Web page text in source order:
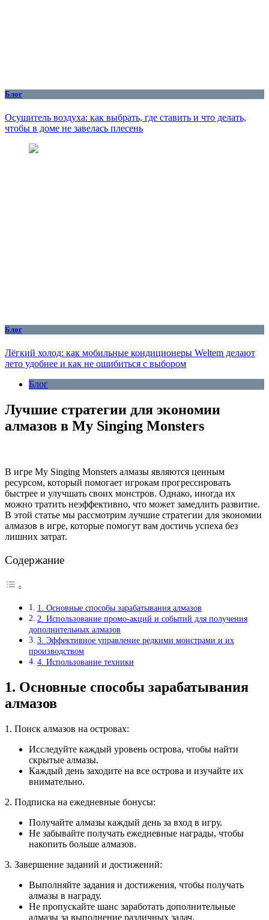
Блог
Осушитель воздуха: как выбрать, где ставить и что делать,
чтобы в доме не завелась плесень
Блог
Лёгкий холод: как мобильные кондиционеры Weltem делают
лето удобнее и как не ошибиться с выбором
Блог
Лучшие стратегии для экономии
алмазов в My Singing Monsters
В игре My Singing Monsters алмазы являются ценным
ресурсом, который помогает игрокам прогрессировать
быстрее и улучшать своих монстров. Однако, иногда их
можно тратить неэффективно, что может замедлить развитие.
В этой статье мы рассмотрим лучшие стратегии для экономии
алмазов в игре, которые помогут вам достичь успеха без
лишних затрат.
Содержание
1. Основные способы зарабатывания алмазов
2. Использование промо-акций и событий для получения
дополнительных алмазов
3. Эффективное управление редкими монстрами и их
производством
4. Использование техники
1. Основные способы зарабатывания
алмазов
1. Поиск алмазов на островах:
Исследуйте каждый уровень острова, чтобы найти
скрытые алмазы.
Каждый день заходите на все острова и изучайте их
внимательно.
2. Подписка на ежедневные бонусы:
Получайте алмазы каждый день за вход в игру.
Не забывайте получать ежедневные награды, чтобы
накопить больше алмазов.
3. Завершение заданий и достижений:
Выполняйте задания и достижения, чтобы получать
алмазы в награду.
Не пропускайте шанс заработать дополнительные
алмазы за выполнение различных задач.